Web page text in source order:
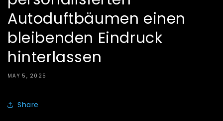
Autoduftbäumen einen
bleibenden Eindruck
hinterlassen
MAY 5, 2025
Share